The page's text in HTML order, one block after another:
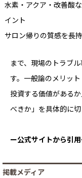
水素・アクア・改善酸
イント
サロン帰りの質感を長
まで、現場のトラブ
す。一般論のメリッ
投資する価値がある
べきか」を具体的に切
ー公式サイトから引
掲載メディア